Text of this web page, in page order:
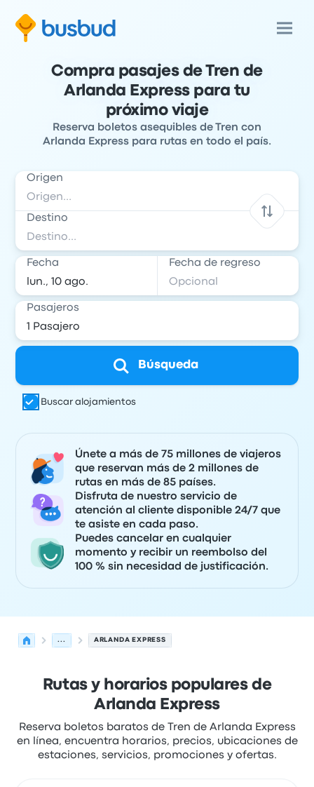
Compra pasajes de Tren de
Arlanda Express para tu
próximo viaje
Reserva boletos asequibles de Tren con
Arlanda Express para rutas en todo el país.
Origen
Destino
Fecha Fecha de regreso
Pasajeros
Búsqueda
Buscar alojamientos
Únete a más de 75 millones de viajeros
que reservan más de 2 millones de
rutas en más de 85 países.
Disfruta de nuestro servicio de
atención al cliente disponible 24/7 que
te asiste en cada paso.
Puedes cancelar en cualquier
momento y recibir un reembolso del
100 % sin necesidad de justificación.
... ARLANDA EXPRESS
Rutas y horarios populares de
Arlanda Express
Reserva boletos baratos de Tren de Arlanda Express
en línea, encuentra horarios, precios, ubicaciones de
estaciones, servicios, promociones y ofertas.